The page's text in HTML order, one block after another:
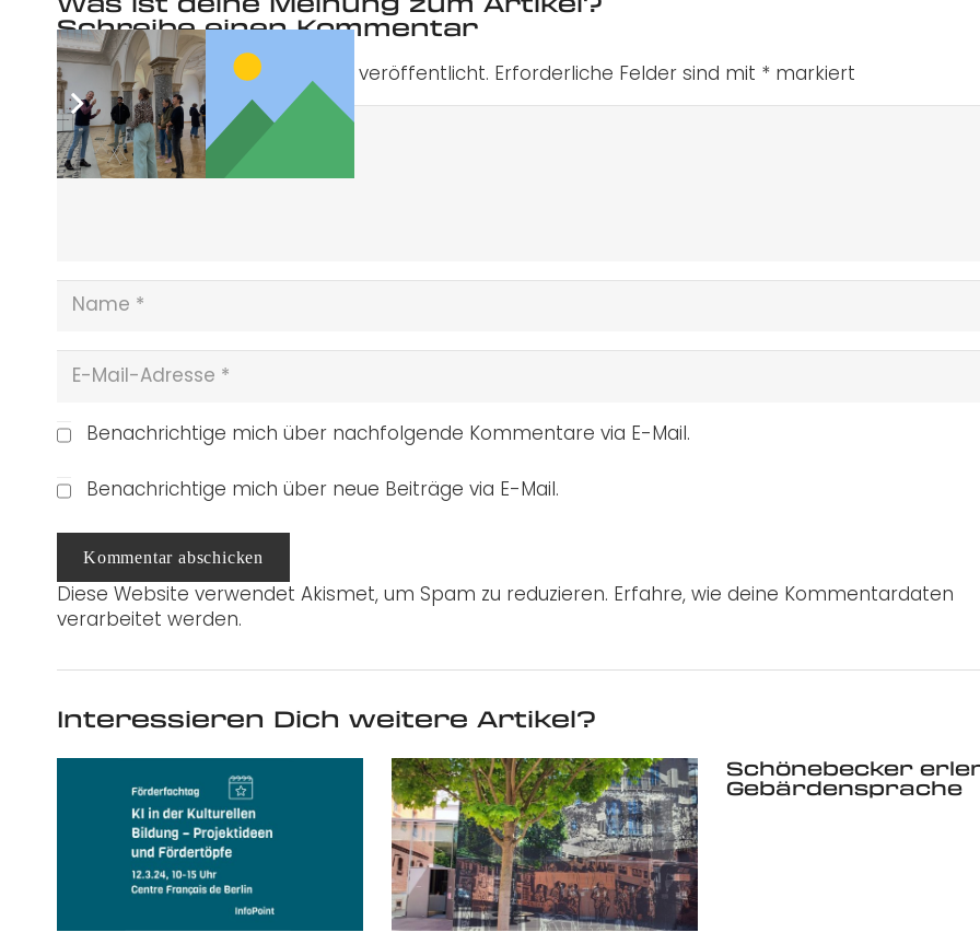
Schreibe einen Kommentar
Deine E-Mail-Adresse wird nicht veröffentlicht. Erforderliche Felder sind mit * markiert
Benachrichtige mich über nachfolgende Kommentare via E-Mail.
Benachrichtige mich über neue Beiträge via E-Mail.
Kommentar abschicken
Diese Website verwendet Akismet, um Spam zu reduzieren. Erfahre, wie deine Kommentardaten
verarbeitet werden.
Interessieren Dich weitere Artikel?
Schönebecker
Gebärdensprache